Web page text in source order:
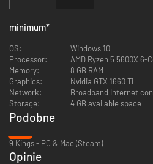
It’s Mahjong, also not
Scoring follows basic Mahjong rules
Mahjong, you’re already halfway
Roguelike gameplayis seamlessly
foundation. Find your best strategy
It’s not just about getting high
defeat the boss!
minimum*
OS:
Windows 10
Processor:
AMD Ryzen 5 5600X 6-
Memory:
8 GB RAM
Graphics:
Nvidia GTX 1660 Ti
Network:
Broadband Internet
Storage:
4 GB available space
Podobne
9 Kings - PC & Mac (Steam)
Opinie